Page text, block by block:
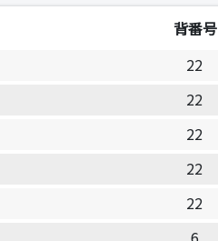
背番号
22
22
22
22
22